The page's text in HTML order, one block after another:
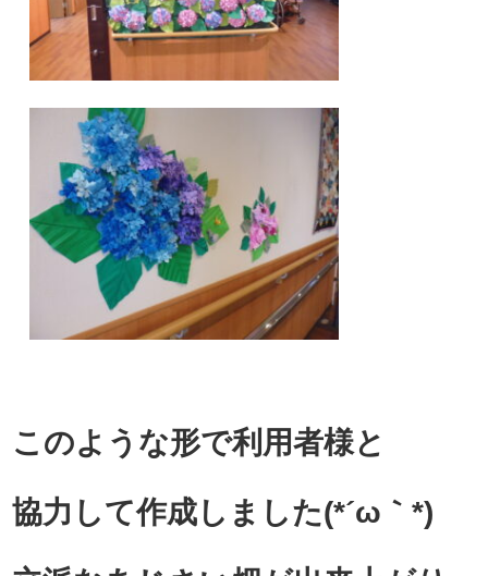
このような形で利用者様と
協力して作成しました(*´ω｀*)